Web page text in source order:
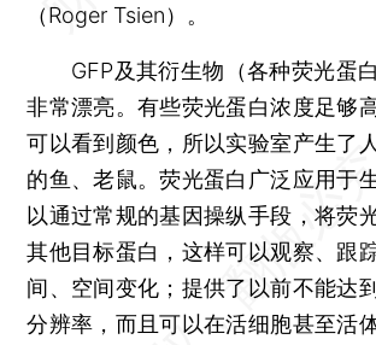
（Roger Tsien）。
GFP及其衍生物（各种荧光蛋白
非常漂亮。有些荧光蛋白浓度足够
可以看到颜色，所以实验室产生了
的鱼、老鼠。荧光蛋白广泛应用于
以通过常规的基因操纵手段，将荧
其他目标蛋白，这样可以观察、跟
间、空间变化；提供了以前不能达
分辨率，而且可以在活细胞甚至活